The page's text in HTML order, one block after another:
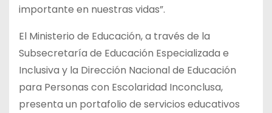
importante en nuestras vidas”.
El Ministerio de Educación, a través de la
Subsecretaría de Educación Especializada e
Inclusiva y la Dirección Nacional de Educación
para Personas con Escolaridad Inconclusa,
presenta un portafolio de servicios educativos